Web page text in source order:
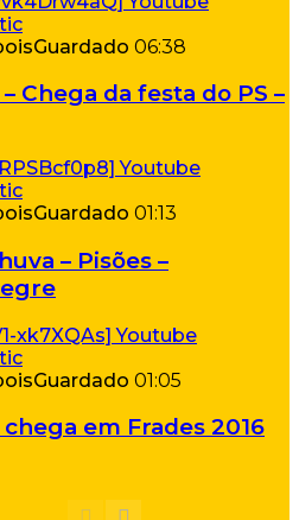
Guardado 06:38
Chega da festa do PS –
Guardado 01:13
– Pisões –
Guardado 01:05
em Frades 2016